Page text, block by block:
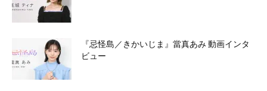
『忌怪島／きかいじま』當真あみ 動画インタ
ビュー